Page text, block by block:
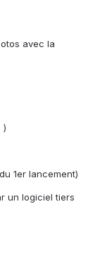
avec la
)
1er lancement)
un logiciel tiers